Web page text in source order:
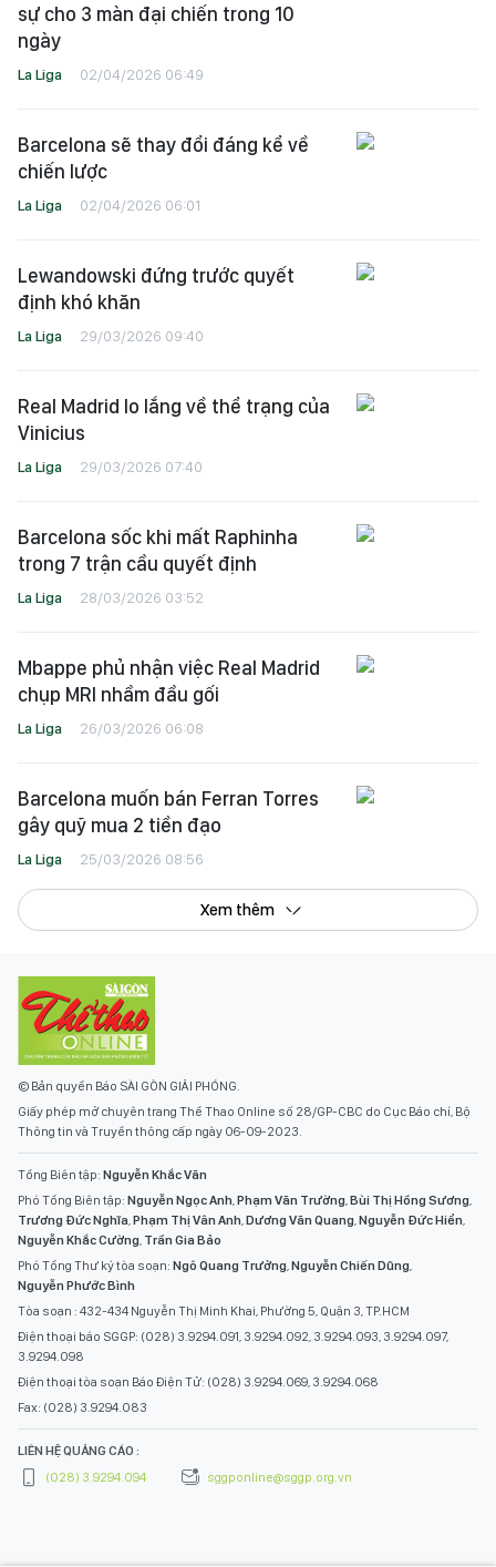
sự cho 3 màn đại chiến trong 10
ngày
La Liga 02/04/2026 06:49
Barcelona sẽ thay đổi đáng kể về
chiến lược
La Liga 02/04/2026 06:01
Lewandowski đứng trước quyết
định khó khăn
La Liga 29/03/2026 09:40
Real Madrid lo lắng về thể trạng của
Vinicius
La Liga 29/03/2026 07:40
Barcelona sốc khi mất Raphinha
trong 7 trận cầu quyết định
La Liga 28/03/2026 03:52
Mbappe phủ nhận việc Real Madrid
chụp MRI nhầm đầu gối
La Liga 26/03/2026 06:08
Barcelona muốn bán Ferran Torres
gây quỹ mua 2 tiền đạo
La Liga 25/03/2026 08:56
Xem thêm
© Bản quyền Báo SÀI GÒN GIẢI PHÓNG.
Giấy phép mở chuyên trang Thể Thao Online số 28/GP-CBC do Cục Báo chí, Bộ
Thông tin và Truyền thông cấp ngày 06-09-2023.
Tổng Biên tập: Nguyễn Khắc Văn
Phó Tổng Biên tập: Nguyễn Ngọc Anh Phạm Văn Trường Bùi Thị Hồng Sương
Trương Đức Nghĩa Phạm Thị Vân Anh Dương Văn Quang Nguyễn Đức Hiển
Nguyễn Khắc Cường Trần Gia Bảo
Phó Tổng Thư ký tòa soạn: Ngô Quang Trưởng Nguyễn Chiến Dũng
Nguyễn Phước Bình
Tòa soạn : 432-434 Nguyễn Thị Minh Khai, Phường 5, Quận 3, TP.HCM
Điện thoại báo SGGP: (028) 3.9294.091, 3.9294.092, 3.9294.093, 3.9294.097,
3.9294.098
Điện thoại tòa soạn Báo Điện Tử: (028) 3.9294.069, 3.9294.068
Fax: (028) 3.9294.083
LIÊN HỆ QUẢNG CÁO :
(028) 3.9294.094
sggponline@sggp.org.vn